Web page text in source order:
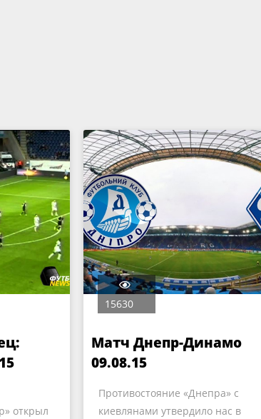
открыл
15630
Матч Днепр-Динамо
09.08.15
Противостояние «Днепра» с
киевлянами утвердило нас в